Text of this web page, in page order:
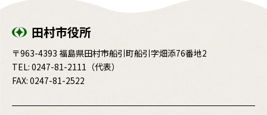
田村市役所
〒963-4393 福島県田村市船引町船引字畑添76番地2
TEL: 0247-81-2111 （代表）
FAX: 0247-81-2522